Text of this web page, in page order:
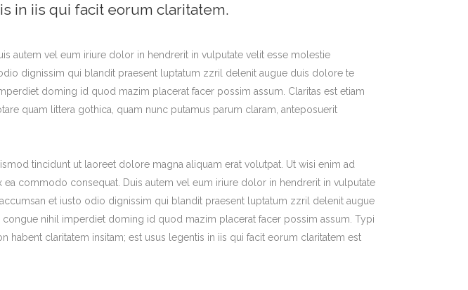
in iis qui facit eorum claritatem.
autem vel eum iriure dolor in hendrerit in vulputate velit esse molestie
dignissim qui blandit praesent luptatum zzril delenit augue duis dolore te
doming id quod mazim placerat facer possim assum. Claritas est etiam
quam littera gothica, quam nunc putamus parum claram, anteposuerit
tincidunt ut laoreet dolore magna aliquam erat volutpat. Ut wisi enim ad
commodo consequat. Duis autem vel eum iriure dolor in hendrerit in vulputate
et iusto odio dignissim qui blandit praesent luptatum zzril delenit augue
nihil imperdiet doming id quod mazim placerat facer possim assum. Typi
habent claritatem insitam; est usus legentis in iis qui facit eorum claritatem est
Facebook
Instagram